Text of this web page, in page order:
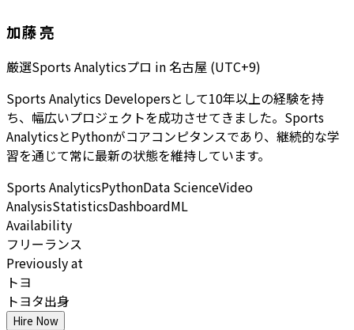
加藤 亮
厳選Sports Analyticsプロ in 名古屋 (UTC+9)
Sports Analytics Developersとして10年以上の経験を持
ち、幅広いプロジェクトを成功させてきました。Sports
AnalyticsとPythonがコアコンピタンスであり、継続的な学
習を通じて常に最新の状態を維持しています。
Sports AnalyticsPythonData ScienceVideo
AnalysisStatisticsDashboardML
Availability
フリーランス
Previously at
トヨ
トヨタ出身
Hire Now